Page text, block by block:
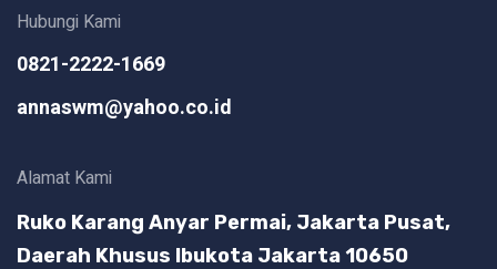
Hubungi Kami
0821-2222-1669
annaswm@yahoo.co.id
Alamat Kami
Ruko Karang Anyar Permai, Jakarta Pusat,
Daerah Khusus Ibukota Jakarta 10650